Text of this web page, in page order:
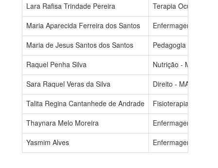
Lara Rafisa Trindade Pereira
Terapia
Maria Aparecida Ferreira dos Santos
Enfermagem -
Maria de Jesus Santos dos Santos
Pedagogia -
Raquel Penha Silva
Nutrição -
Sara Raquel Veras da Silva
Direito - MATUTINO
Talita Regina Cantanhede de Andrade
Fisioterapia -
Thaynara Melo Moreira
Enfermagem -
Yasmim Alves
Enfermagem -